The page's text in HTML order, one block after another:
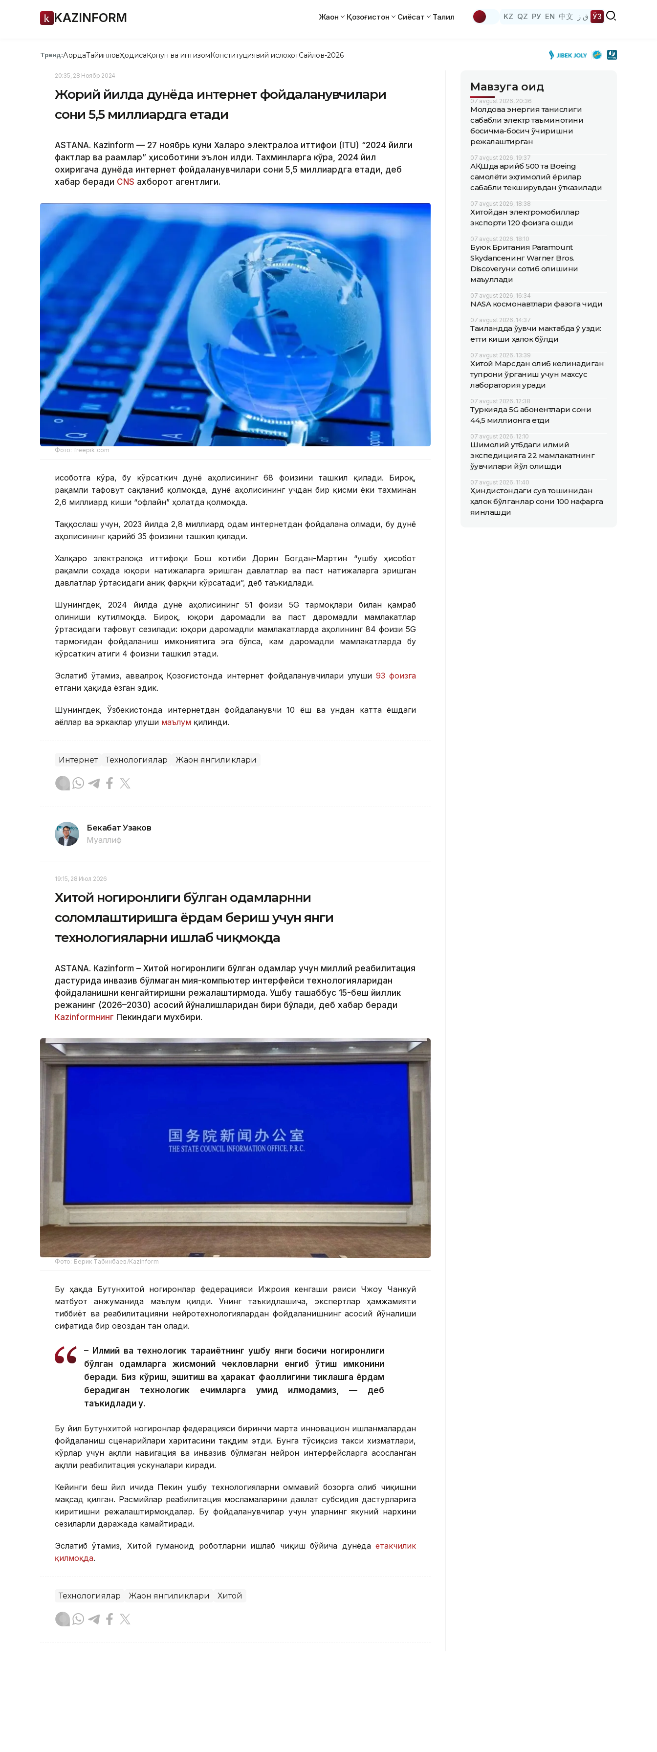
KAZINFORM Жаҳон Қозоғистон Сиёсат Таҳлил KZ QZ РУ EN 中文 ق ز ЎЗ
Тренд:АқордаТайинловҲодисаҚонун ва интизомКонституциявий ислоҳотСайлов-2026
20:35, 28 Ноябр 2024
Жорий йилда дунёда интернет фойдаланувчилари
сони 5,5 миллиардга етади
ASTANА. Кazinform — 27 ноябрь куни Халқаро электралоқа иттифоқи (ITU) “2024 йилги
фактлар ва рақамлар” ҳисоботини эълон қилди. Тахминларга кўра, 2024 йил
охиригача дунёда интернет фойдаланувчилари сони 5,5 миллиардга етади, деб
хабар беради CNS ахборот агентлиги.
Фото: freepik.com
Ҳисоботга кўра, бу кўрсаткич дунё аҳолисининг 68 фоизини ташкил қилади. Бироқ,
рақамли тафовут сақланиб қолмоқда, дунё аҳолисининг учдан бир қисми ёки тахминан
2,6 миллиард киши “офлайн” ҳолатда қолмоқда.
Таққослаш учун, 2023 йилда 2,8 миллиард одам интернетдан фойдалана олмади, бу дунё
аҳолисининг қарийб 35 фоизини ташкил қилади.
Халқаро электралоқа иттифоқи Бош котиби Дорин Богдан-Мартин “ушбу ҳисобот
рақамли соҳада юқори натижаларга эришган давлатлар ва паст натижаларга эришган
давлатлар ўртасидаги аниқ фарқни кўрсатади”, деб таъкидлади.
Шунингдек, 2024 йилда дунё аҳолисининг 51 фоизи 5G тармоқлари билан қамраб
олиниши кутилмоқда. Бироқ, юқори даромадли ва паст даромадли мамлакатлар
ўртасидаги тафовут сезилади: юқори даромадли мамлакатларда аҳолининг 84 фоизи 5G
тармоғидан фойдаланиш имкониятига эга бўлса, кам даромадли мамлакатларда бу
кўрсаткич атиги 4 фоизни ташкил этади.
Эслатиб ўтамиз, аввалроқ Қозоғистонда интернет фойдаланувчилари улуши 93 фоизга
етгани ҳақида ёзган эдик.
Шунингдек, Ўзбекистонда интернетдан фойдаланувчи 10 ёш ва ундан катта ёшдаги
аёллар ва эркаклар улуши маълум қилинди.
Интернет Технологиялар Жаҳон янгиликлари
Бекабат Узаков
Муаллиф
19:15, 28 Июл 2026
Хитой ногиронлиги бўлган одамларнни
соғломлаштиришга ёрдам бериш учун янги
технологияларни ишлаб чиқмоқда
ASTANА. Кazinform – Хитой ногиронлиги бўлган одамлар учун миллий реабилитация
дастурида инвазив бўлмаган мия-компьютер интерфейси технологияларидан
фойдаланишни кенгайтиришни режалаштирмоқда. Ушбу ташаббус 15-беш йиллик
режанинг (2026–2030) асосий йўналишларидан бири бўлади, деб хабар беради
Кazinformнинг Пекиндаги мухбири.
Фото: Берик Табинбаев/Kazinform
Бу ҳақда Бутунхитой ногиронлар федерацияси Ижроия кенгаши раиси Чжоу Чанкуй
матбуот анжуманида маълум қилди. Унинг таъкидлашича, экспертлар ҳамжамияти
тиббиёт ва реабилитацияни нейротехнологиялардан фойдаланишнинг асосий йўналиши
сифатида бир овоздан тан олади.
– Илмий ва технологик тараққиётнинг ушбу янги босқичи ногиронлиги
бўлган одамларга жисмоний чекловларни енгиб ўтиш имконини
беради. Биз кўриш, эшитиш ва ҳаракат фаоллигини тиклашга ёрдам
берадиган технологик ечимларга умид қилмоқдамиз, — деб
таъкидлади у.
Бу йил Бутунхитой ногиронлар федерацияси биринчи марта инновацион ишланмалардан
фойдаланиш сценарийлари харитасини тақдим этди. Бунга тўсиқсиз такси хизматлари,
кўрлар учун ақлли навигация ва инвазив бўлмаган нейрон интерфейсларга асосланган
ақлли реабилитация ускуналари киради.
Кейинги беш йил ичида Пекин ушбу технологияларни оммавий бозорга олиб чиқишни
мақсад қилган. Расмийлар реабилитация мосламаларини давлат субсидия дастурларига
киритишни режалаштирмоқдалар. Бу фойдаланувчилар учун уларнинг якуний нархини
сезиларли даражада камайтиради.
Эслатиб ўтамиз, Хитой гуманоид роботларни ишлаб чиқиш бўйича дунёдаетакчилик
қилмоқда.
Технологиялар Жаҳон янгиликлари Хитой
Мавзуга оид
07 avgust 2026, 20:36
Молдова энергия танқислиги
сабабли электр таъминотини
босқичма-босқич ўчиришни
режалаштирган
07 avgust 2026, 19:37
АҚШда қарийб 500 та Boeing
самолёти эҳтимолий ёриқлар
сабабли текширувдан ўтказилади
07 avgust 2026, 18:38
Хитойдан электромобиллар
экспорти 120 фоизга ошди
07 avgust 2026, 18:10
Буюк Британия Paramount
Skydanceнинг Warner Bros.
Discoveryни сотиб олишини
маъқуллади
07 avgust 2026, 16:34
NASA космонавтлари фазога чиқди
07 avgust 2026, 14:37
Таиландда ўқувчи мактабда ўқ узди:
етти киши ҳалок бўлди
07 avgust 2026, 13:39
Хитой Марсдан олиб келинадиган
тупроқни ўрганиш учун махсус
лаборатория қуради
07 avgust 2026, 12:38
Туркияда 5G абонентлари сони
44,5 миллионга етди
07 avgust 2026, 12:10
Шимолий қутбдаги илмий
экспедицияга 22 мамлакатнинг
ўқувчилари йўл олишди
07 avgust 2026, 11:40
Ҳиндистондаги сув тошқинидан
ҳалок бўлганлар сони 100 нафарга
яқинлашди